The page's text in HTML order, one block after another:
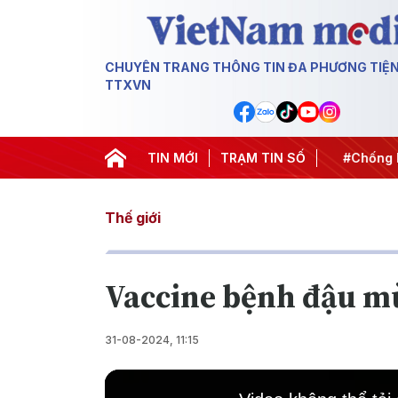
CHUYÊN TRANG THÔNG TIN ĐA PHƯƠNG
TTXVN
TIN MỚI TRẠM TIN SỐ
thành hành động #Chiến dịch 500 ngày đêm #Chống
Thế giới
Vaccine bệnh đậu
31-08-2024, 11:15
This